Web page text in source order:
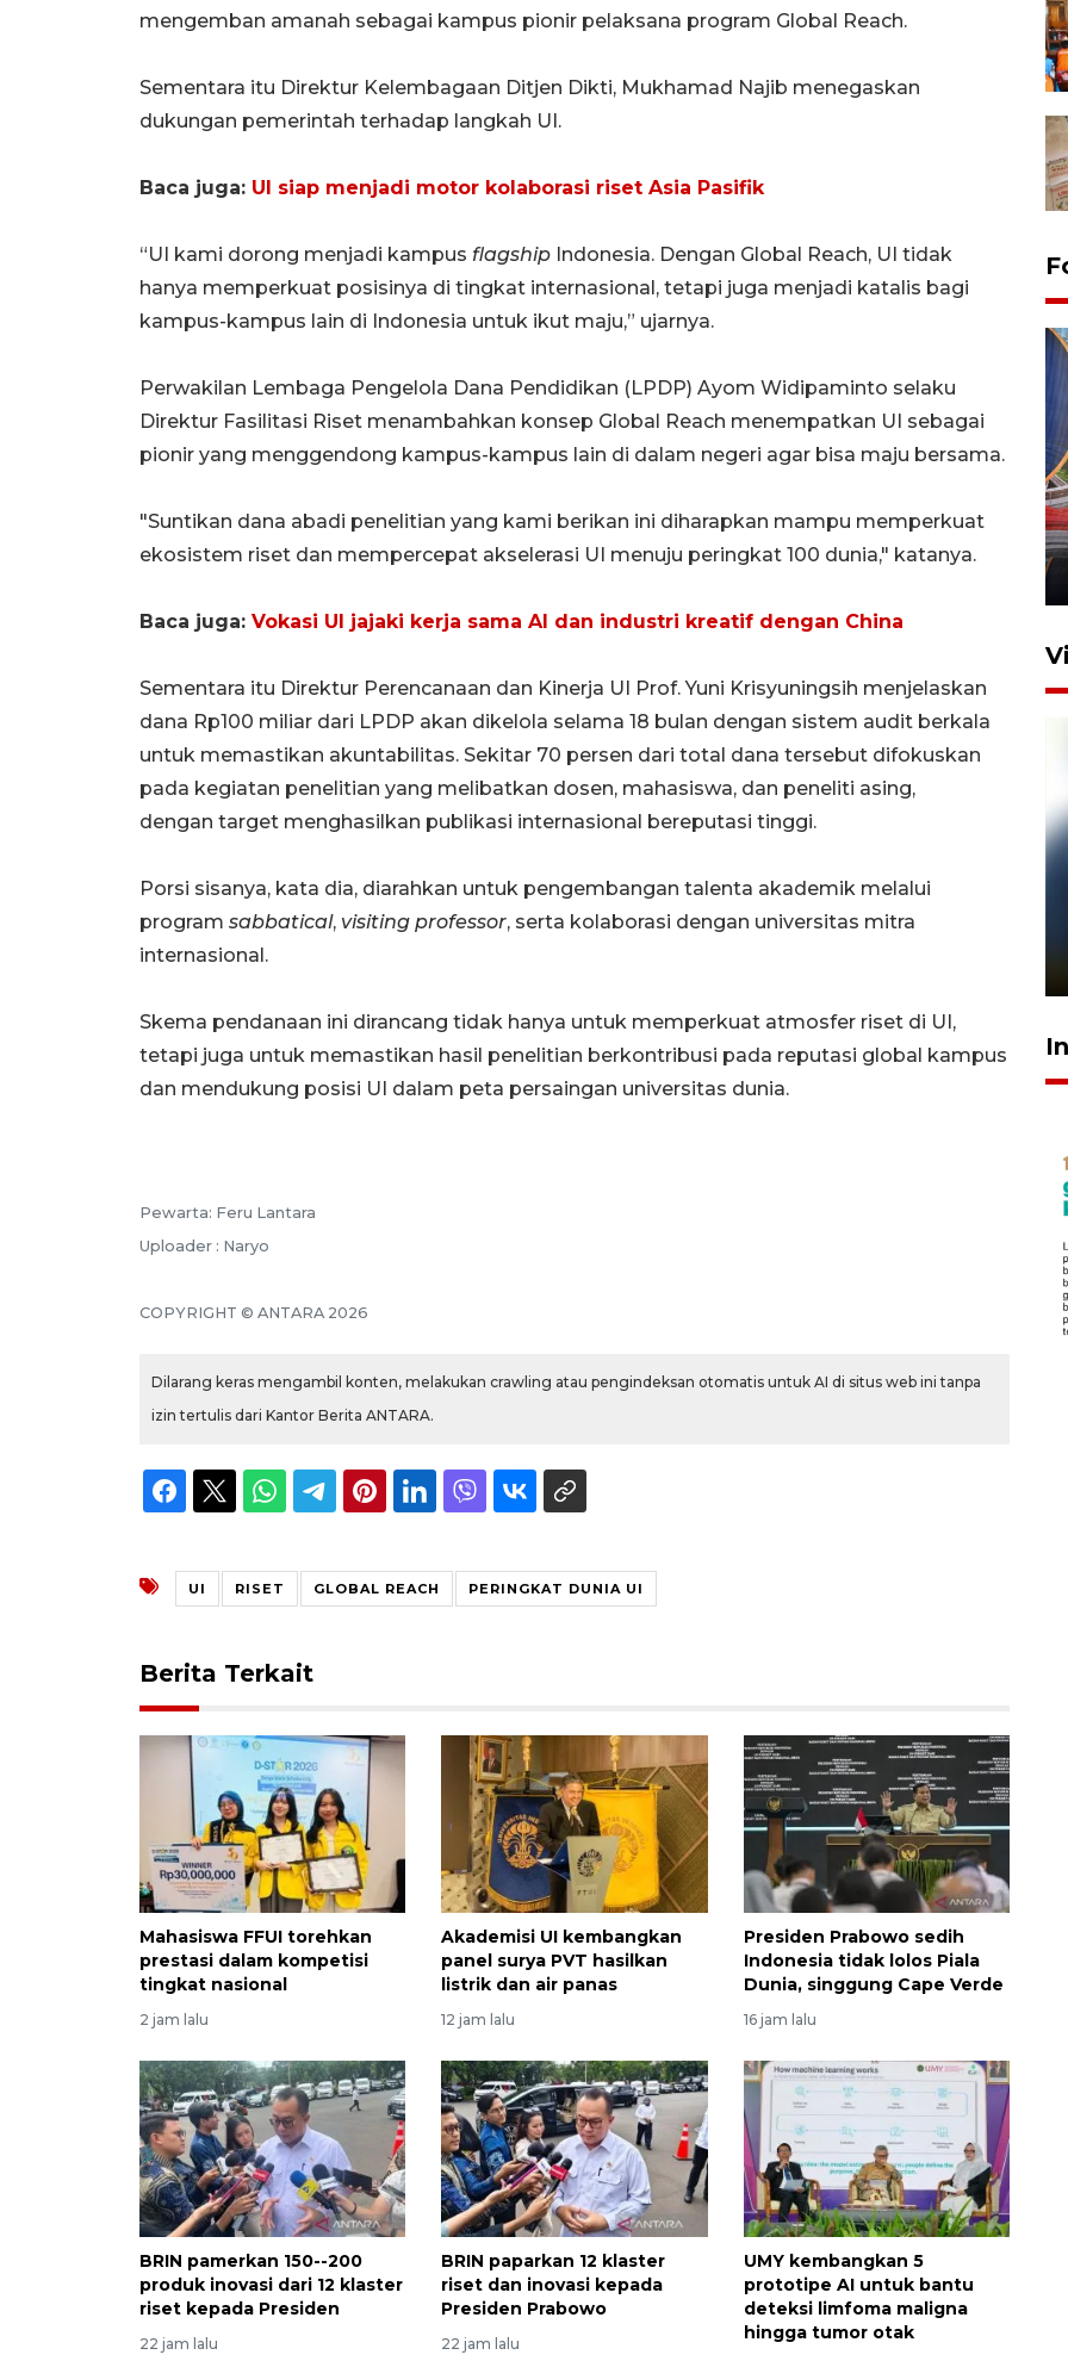
mengemban amanah sebagai kampus pionir pelaksana program Global Reach.
Sementara itu Direktur Kelembagaan Ditjen Dikti, Mukhamad Najib menegaskan
dukungan pemerintah terhadap langkah UI.
Baca juga: UI siap menjadi motor kolaborasi riset Asia Pasifik
“UI kami dorong menjadi kampus flagship Indonesia. Dengan Global Reach, UI tidak
hanya memperkuat posisinya di tingkat internasional, tetapi juga menjadi katalis bagi
kampus-kampus lain di Indonesia untuk ikut maju,” ujarnya.
Perwakilan Lembaga Pengelola Dana Pendidikan (LPDP) Ayom Widipaminto selaku
Direktur Fasilitasi Riset menambahkan konsep Global Reach menempatkan UI sebagai
pionir yang menggendong kampus-kampus lain di dalam negeri agar bisa maju bersama.
"Suntikan dana abadi penelitian yang kami berikan ini diharapkan mampu memperkuat
ekosistem riset dan mempercepat akselerasi UI menuju peringkat 100 dunia," katanya.
Baca juga: Vokasi UI jajaki kerja sama AI dan industri kreatif dengan China
Sementara itu Direktur Perencanaan dan Kinerja UI Prof. Yuni Krisyuningsih menjelaskan
dana Rp100 miliar dari LPDP akan dikelola selama 18 bulan dengan sistem audit berkala
untuk memastikan akuntabilitas. Sekitar 70 persen dari total dana tersebut difokuskan
pada kegiatan penelitian yang melibatkan dosen, mahasiswa, dan peneliti asing,
dengan target menghasilkan publikasi internasional bereputasi tinggi.
Porsi sisanya, kata dia, diarahkan untuk pengembangan talenta akademik melalui
program sabbatical, visiting professor, serta kolaborasi dengan universitas mitra
internasional.
Skema pendanaan ini dirancang tidak hanya untuk memperkuat atmosfer riset di UI,
tetapi juga untuk memastikan hasil penelitian berkontribusi pada reputasi global kampus
dan mendukung posisi UI dalam peta persaingan universitas dunia.
Pewarta: Feru Lantara
Uploader : Naryo
COPYRIGHT © ANTARA 2026
Dilarang keras mengambil konten, melakukan crawling atau pengindeksan otomatis untuk AI di situs web ini tanpa
izin tertulis dari Kantor Berita ANTARA.
UI RISET GLOBAL REACH PERINGKAT DUNIA UI
Berita Terkait
Mahasiswa FFUI torehkan
prestasi dalam kompetisi
tingkat nasional
2 jam lalu
Akademisi UI kembangkan
panel surya PVT hasilkan
listrik dan air panas
12 jam lalu
Presiden Prabowo sedih
Indonesia tidak lolos Piala
Dunia, singgung Cape Verde
16 jam lalu
BRIN pamerkan 150--200
produk inovasi dari 12 klaster
riset kepada Presiden
22 jam lalu
BRIN paparkan 12 klaster
riset dan inovasi kepada
Presiden Prabowo
22 jam lalu
UMY kembangkan 5
prototipe AI untuk bantu
deteksi limfoma maligna
hingga tumor otak
perlintasan sebidang di
Stasiun Bogor
Pelanggan Filaha Farm setia
sampai 8 tahan?
Vaksin HPV untuk siswa laki-
laki
2026-08-06 06:30:00